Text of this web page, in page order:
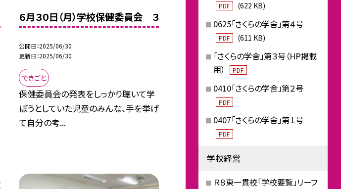
６月３０日（月）学校保健委員会 ３
公開日 2025/06/30
更新日 2025/06/30
できごと
保健委員会の発表をしっかり聴いて学
ぼうとしていた児童のみんな、手を挙げ
て自分の考...
PDF (622 KB)
0625「さくらの学舎」第４号
PDF (611 KB)
「さくらの学舎」第３号（HP掲載
用）
PDF
0410「さくらの学舎」第２号
PDF
0407「さくらの学舎」第１号
PDF
学校経営
Ｒ８東一貫校「学校要覧」リーフ